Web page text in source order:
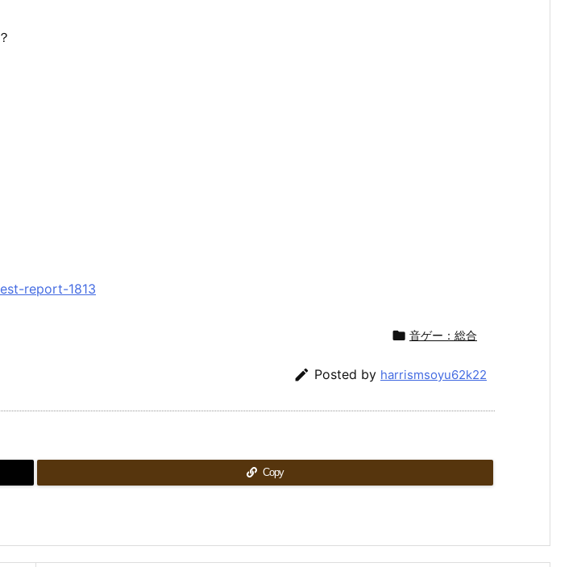
report-1813
 音ゲー：総合
 Posted by harrismsoyu62k22
Copy